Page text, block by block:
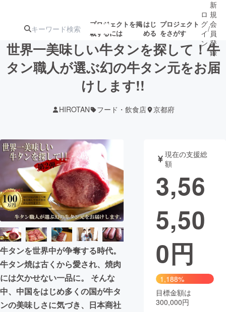
プロジェクトを掲
載するには
はじ
める
プロジェクト
をさがす
注目の新着プロ
ジェクト
募集終了が近いプ
ロジェクト
テクノロジー・ガジェット
映像・映画 書籍・雑誌
ビジネス・起業 チャレンジ
まちづくり・地域活性化
CAMPFIRE for Social Good
CAMPFIRE Creation
CAMPFIREふるさと納税machi-ya コミュニティ
ロ
グ
イ
ン
/
新
規
会
員
登
録
世界一美味しい牛タンを探して！牛
タン職人が選ぶ幻の牛タン元をお届
けします!!
HIROTAN フード・飲食店 京都府
牛タンを世界中が争奪する時代。
牛タン焼は古くから愛され、焼肉
には欠かせない一品に。 そんな
中、中国をはじめ多くの国が牛タ
ンの美味しさに気づき、日本商社
現在の支援総
額
3,56
5,50
0円
1,188%
目標金額は
300,000円